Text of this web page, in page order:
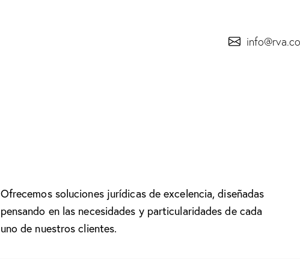
Ofrecemos soluciones jurídicas de excelencia, diseñadas
pensando en las necesidades y particularidades de cada
uno de nuestros clientes.